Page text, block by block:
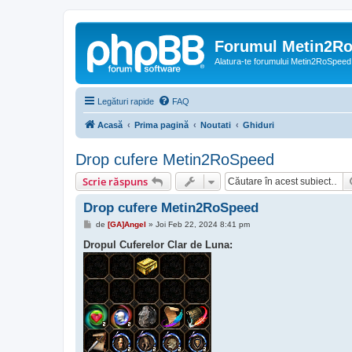
Forumul
Alatura-te forumului Metin2RoSpeed
Legături rapide FAQ
Acasă Prima pagină Noutati Ghiduri
Drop cufere Metin2RoSpeed
Scrie răspuns
Drop cufere Metin2RoSpeed
M
s
a
de [GA]Angel » Joi Feb 22, 2024 8:41 pm
Dropul Cuferelor Clar de Luna: